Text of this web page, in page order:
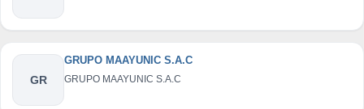
GR
GRUPO MAAYUNIC S.A.C
GRUPO MAAYUNIC S.A.C